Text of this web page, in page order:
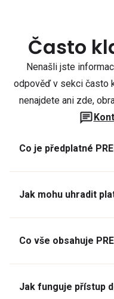
Často
Nenašli jste
odpověď v sekci často
nenajdete ani zde,
Co je předplatné
Jak mohu uhradit
Co vše obsahuje
Jak funguje přístup